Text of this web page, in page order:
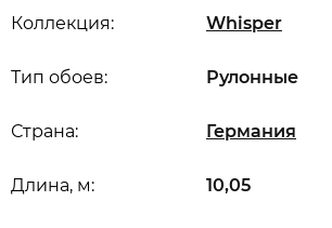
Коллекция: Whisper
Длина, м: 10,05
Страна: Германия
Тип обоев: Рулонные